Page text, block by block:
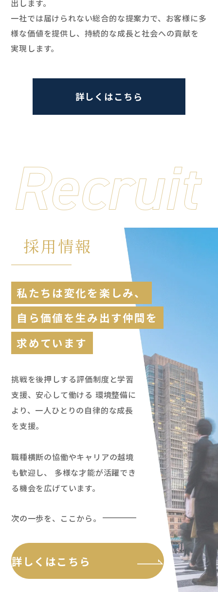
出します。
一社では届けられない総合的な提案力で、お客様に多
様な価値を提供し、 持続的な成長と社会への貢献を
実現します。
詳しくはこちら
採用情報
私たちは変化を楽しみ、
自ら価値を生み出す仲間を
求めています
挑戦を後押しする評価制度と学習
支援、安心して働ける 環境整備に
より、一人ひとりの自律的な成長
を支援。
職種横断の協働やキャリアの越境
も歓迎し、
多様な才能が活躍でき
る機会を広げています。
次の一歩を、ここから。
詳しくはこちら